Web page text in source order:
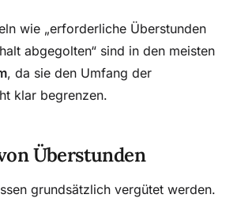
wie „erforderliche Überstunden
abgegolten“ sind in den meisten
, da sie den Umfang der
klar begrenzen.
Überstunden
grundsätzlich vergütet werden.